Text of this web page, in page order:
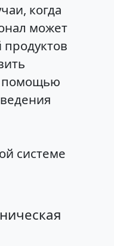
когда
может
помощью
системе